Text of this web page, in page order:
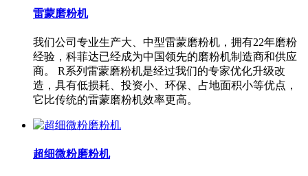
雷蒙磨粉机
我们公司专业生产大、中型雷蒙磨粉机，拥有22年磨粉
经验，科菲达已经成为中国领先的磨粉机制造商和供应
商。 R系列雷蒙磨粉机是经过我们的专家优化升级改
造，具有低损耗、投资小、环保、占地面积小等优点，
它比传统的雷蒙磨粉机效率更高。
超细微粉磨粉机